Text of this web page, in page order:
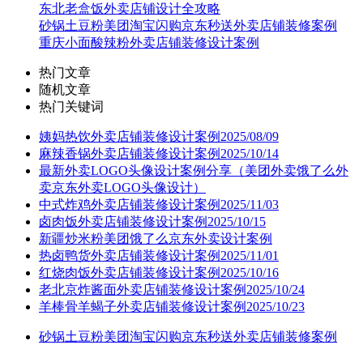
东北老盒饭外卖店铺设计全攻略
砂锅土豆粉美团淘宝闪购京东秒送外卖店铺装修案例
重庆小面酸辣粉外卖店铺装修设计案例
热门文章
随机文章
热门关键词
姨妈热饮外卖店铺装修设计案例2025/08/09
麻辣香锅外卖店铺装修设计案例2025/10/14
最新外卖LOGO头像设计案例分享（美团外卖饿了么外
卖京东外卖LOGO头像设计）
中式炸鸡外卖店铺装修设计案例2025/11/03
卤肉饭外卖店铺装修设计案例2025/10/15
新疆炒米粉美团饿了么京东外卖设计案例
热卤鸭货外卖店铺装修设计案例2025/11/01
红烧肉饭外卖店铺装修设计案例2025/10/16
老北京炸酱面外卖店铺装修设计案例2025/10/24
羊棒骨羊蝎子外卖店铺装修设计案例2025/10/23
砂锅土豆粉美团淘宝闪购京东秒送外卖店铺装修案例